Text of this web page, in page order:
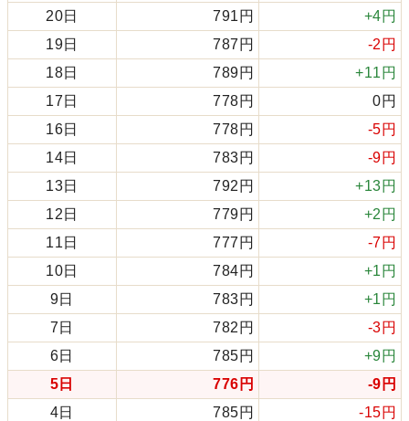
20日 791円
+4円
19日
787円
-2円
18日
789円
+11円
17日
778円
0円
16日
778円
-5円
14日
783円
-9円
13日
792円
+13円
12日
779円
+2円
11日
777円
-7円
10日
784円
+1円
9日
783円
+1円
7日
782円
-3円
6日
785円
+9円
5日
776円
-9円
4日
785円
-15円